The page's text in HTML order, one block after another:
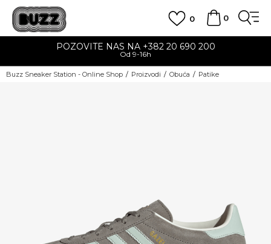
0
0
POZOVITE NAS NA +382 20 690 200
Od 9-16h
Buzz Sneaker Station - Online Shop Proizvodi Obuća Patike